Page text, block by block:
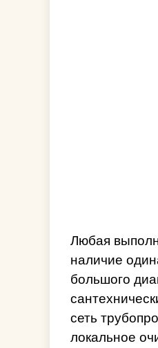
Любая
наличие
большого
сеть
локальное